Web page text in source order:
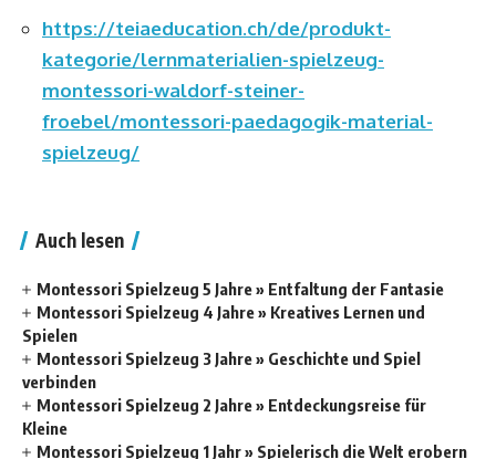
https://teiaeducation.ch/de/produkt-
kategorie/lernmaterialien-spielzeug-
montessori-waldorf-steiner-
froebel/montessori-paedagogik-material-
spielzeug/
Auch lesen
Montessori Spielzeug 5 Jahre » Entfaltung der Fantasie
Montessori Spielzeug 4 Jahre » Kreatives Lernen und
Spielen
Montessori Spielzeug 3 Jahre » Geschichte und Spiel
verbinden
Montessori Spielzeug 2 Jahre » Entdeckungsreise für
Kleine
Montessori Spielzeug 1 Jahr » Spielerisch die Welt erobern